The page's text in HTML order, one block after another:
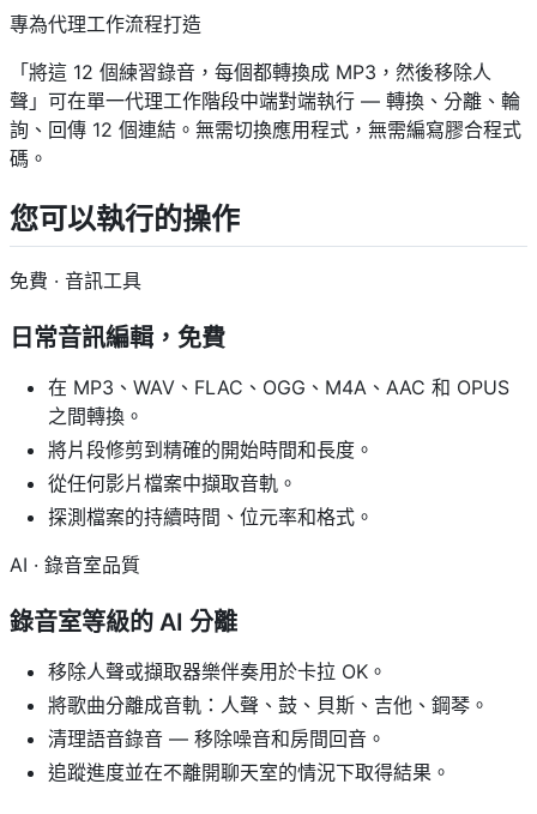
專為代理工作流程打造
「將這 12 個練習錄音，每個都轉換成 MP3，然後移除人
聲」可在單一代理工作階段中端對端執行 — 轉換、分離、輪
詢、回傳 12 個連結。無需切換應用程式，無需編寫膠合程式
碼。
您可以執行的操作
免費 · 音訊工具
日常音訊編輯，免費
在 MP3、WAV、FLAC、OGG、M4A、AAC 和 OPUS
之間轉換。
將片段修剪到精確的開始時間和長度。
從任何影片檔案中擷取音軌。
探測檔案的持續時間、位元率和格式。
AI · 錄音室品質
錄音室等級的 AI 分離
移除人聲或擷取器樂伴奏用於卡拉 OK。
將歌曲分離成音軌：人聲、鼓、貝斯、吉他、鋼琴。
清理語音錄音 — 移除噪音和房間回音。
追蹤進度並在不離開聊天室的情況下取得結果。